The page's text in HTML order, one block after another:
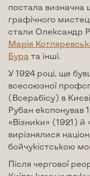
постала визначна
графічного
стали Олександр
Марія
Бура та інші.
У 1924 році, ще
всесоюзної
(Всерабісу) в
Рубан експонував
«Візники» (1921) й
вирізнялися
бойчукістською
Після чергової